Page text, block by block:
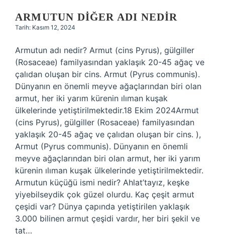
ARMUTUN DIĞER ADI NEDIR
Tarih: Kasım 12, 2024
Armutun adı nedir? Armut (cins Pyrus), gülgiller
(Rosaceae) familyasından yaklaşık 20-45 ağaç ve
çalıdan oluşan bir cins. Armut (Pyrus communis).
Dünyanın en önemli meyve ağaçlarından biri olan
armut, her iki yarım kürenin ılıman kuşak
ülkelerinde yetiştirilmektedir.18 Ekim 2024Armut
(cins Pyrus), gülgiller (Rosaceae) familyasından
yaklaşık 20-45 ağaç ve çalıdan oluşan bir cins. ),
Armut (Pyrus communis). Dünyanın en önemli
meyve ağaçlarından biri olan armut, her iki yarım
kürenin ılıman kuşak ülkelerinde yetiştirilmektedir.
Armutun küçüğü ismi nedir? Ahlat’tayız, keşke
yiyebilseydik çok güzel olurdu. Kaç çeşit armut
çeşidi var? Dünya çapında yetiştirilen yaklaşık
3.000 bilinen armut çeşidi vardır, her biri şekil ve
tat…